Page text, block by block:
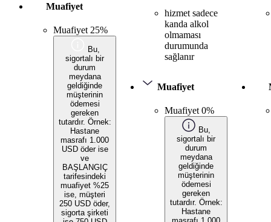
Muafiyet
Muafiyet 25%
Bu,
sigortalı bir
durum
meydana
geldiğinde
müşterinin
ödemesi
gereken
tutardır. Örnek:
Hastane
masrafı 1.000
USD öder ise
ve
BAŞLANGIÇ
tarifesindeki
muafiyet %25
ise, müşteri
250 USD öder,
sigorta şirketi
hizmet sadece
kanda alkol
olmaması
durumunda
sağlanır
Muafiyet
Muafiyet 0%
Bu,
sigortalı bir
durum
meydana
geldiğinde
müşterinin
ödemesi
gereken
tutardır. Örnek:
Hastane